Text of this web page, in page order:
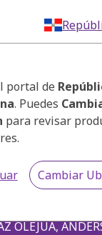
portal de
. Puedes
para revisar
Cambiar
tu kit
OLEJUA,